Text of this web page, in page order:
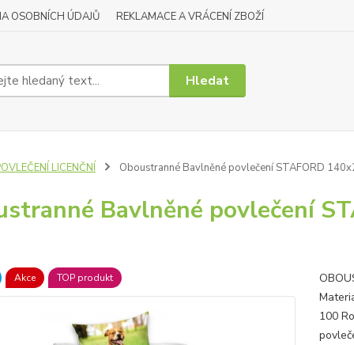
OSOBNÍCH ÚDAJŮ REKLAMACE A VRÁCENÍ ZBOŽÍ
Hledat
LICENČNÍ Oboustranné Bavlněné povlečení STAFORD
Bavlněné povlečení
Akce TOP produkt
100